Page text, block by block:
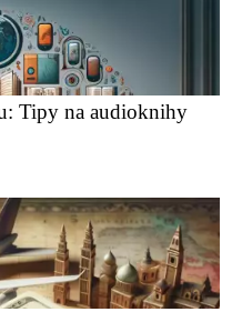
Tipy na audioknihy